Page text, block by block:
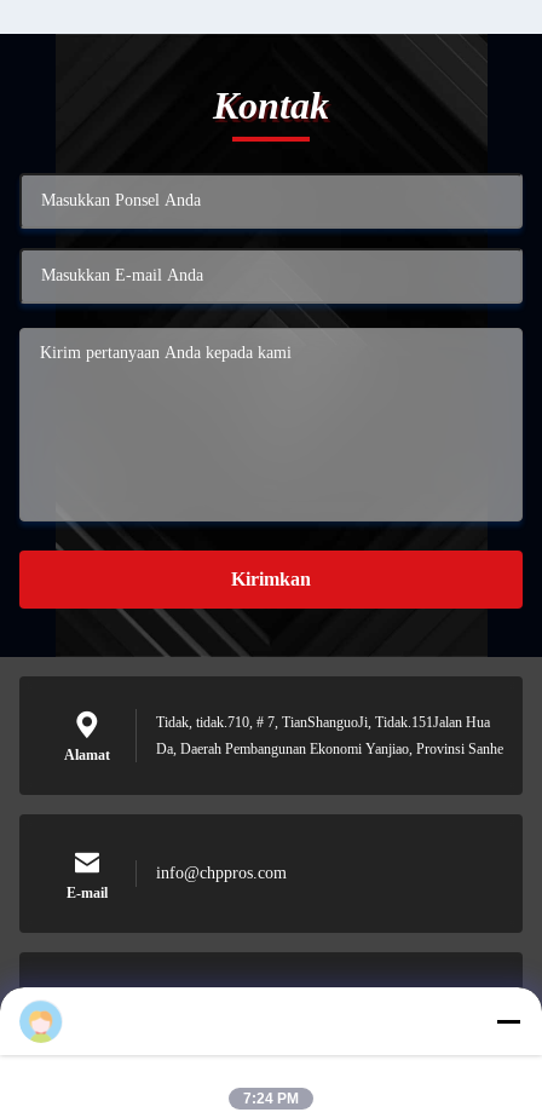
Kontak
Kirimkan
Alamat
Tidak, tidak.710, # 7, TianShanguoJi, Tidak.151Jalan Hua
Da, Daerah Pembangunan Ekonomi Yanjiao, Provinsi Sanhe
E-mail
info@chppros.com
7:24 PM